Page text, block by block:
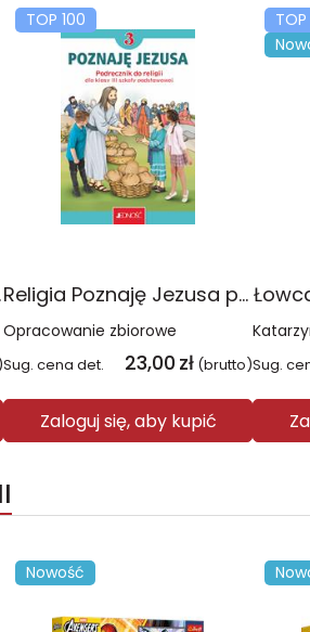
TOP 100
Religia Poznaję Jezusa podręcznik dla klasy 3 szkoły podstawowej
Opracowanie zbiorowe
Sug. cena det. 23,00 zł (brutto)
Zaloguj się, aby kupić
TOP
Sug.
Nowość